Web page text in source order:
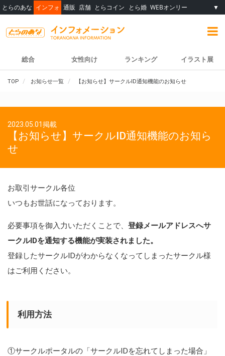
とらのあな インフォ 通販 店舗 とらコイン とら婚 WEBオンリー ▼
総合 女性向け ランキング イラスト展
TOP お知らせ一覧 【お知らせ】サークルID通知機能のお知らせ
2023.05.01掲載
【お知らせ】サークルID通知機能のお知ら
せ
お取引サークル各位
いつもお世話になっております。
必要事項を御入力いただくことで、 登録メールアドレスへサ
ークルIDを通知する機能が実装されました。
登録したサークルIDがわからなくなってしまったサークル様
はご利用ください。
利用方法
①サークルポータルの「サークルIDを忘れてしまった場合」